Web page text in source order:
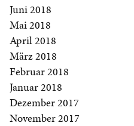
Juni 2018
Mai 2018
April 2018
März 2018
Februar 2018
Januar 2018
Dezember 2017
November 2017